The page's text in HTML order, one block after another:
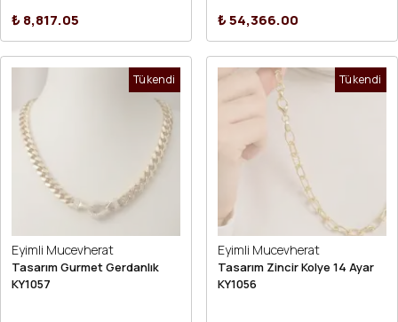
₺ 8,817.05 ₺ 54,366.00
Tükendi
Eyimli Mucevherat
Tasarım Gurmet Gerdanlık
KY1057
Tükendi
Eyimli Mucevherat
Tasarım Zincir Kolye 14 Ayar
KY1056